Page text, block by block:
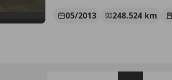
05/2013 248.524 km